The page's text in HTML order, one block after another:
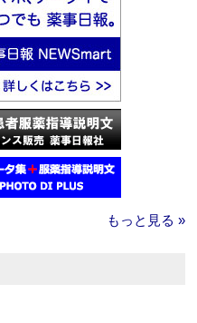
もっと見る »